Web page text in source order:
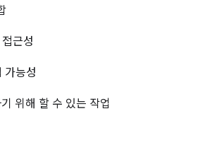
근성
가능성
위해 할 수 있는 작업